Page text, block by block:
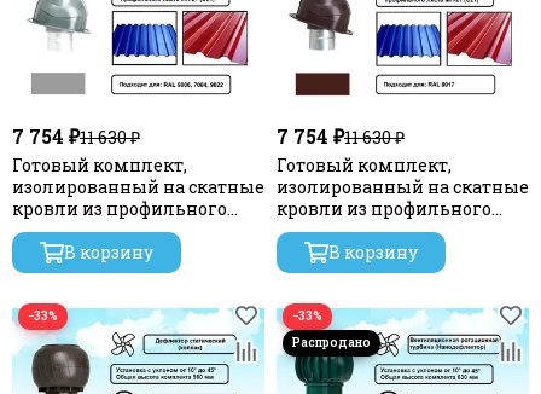
7 754 ₽11 630 ₽
Готовый комплект,
изолированный на скатные
кровли из профильного
листа МП-21 (С21) d 150/160
мм, цвет серебристый RAL
9022, серия Static
В корзину
7 754 ₽11 630 ₽
Готовый комплект,
изолированный на скатные
кровли из профильного
листа МП-21 (С21) d 150/160
мм, цвет коричневый RAL
8017, серия Static
В корзину
−33% −33%